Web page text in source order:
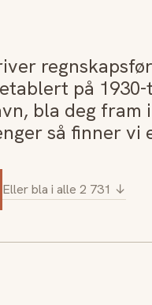
på
bla deg
så finner vi
Eller bla i alle 2 731 ↓